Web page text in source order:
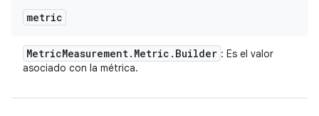
metric
MetricMeasurement. Metric . Builder : Es el valor
asociado con la métrica.